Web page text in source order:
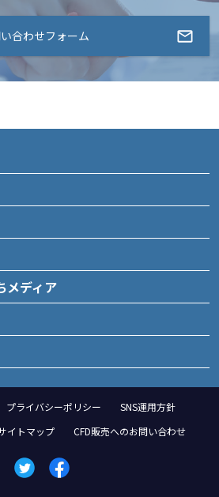
合わせフォーム
メディア
プライバシーポリシー
SNS運用方針
イトマップ CFD販売へのお問い合わせ